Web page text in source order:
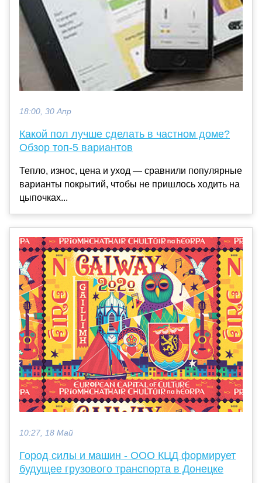
18:00, 30 Апр
Какой пол лучше сделать в частном доме?
Обзор топ-5 вариантов
Тепло, износ, цена и уход — сравнили популярные
варианты покрытий, чтобы не пришлось ходить на
цыпочках...
10:27, 18 Май
Город силы и машин - ООО КЦД формирует
будущее грузового транспорта в Донецке